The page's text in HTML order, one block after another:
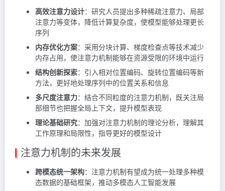
高效注意力设计：研究人员提出多种稀疏注意力、局部
注意力等变体，降低计算复杂度，使模型能够处理更长
序列
内存优化方案：采用分块计算、梯度检查点等技术减少
内存占用，使注意力机制能够在资源受限的环境中运行
结构创新探索：引入相对位置编码、旋转位置编码等新
方法，更好地处理序列中的位置关系和信息
多尺度注意力：结合不同粒度的注意力机制，既关注局
部细节也把握全局上下文，提升模型表现
理论基础研究：加强对注意力机制的理论分析，理解其
工作原理和局限性，指导更好的模型设计
注意力机制的未来发展
跨模态统一架构：注意力机制有望成为统一处理多种模
态数据的基础框架，推动多模态人工智能发展